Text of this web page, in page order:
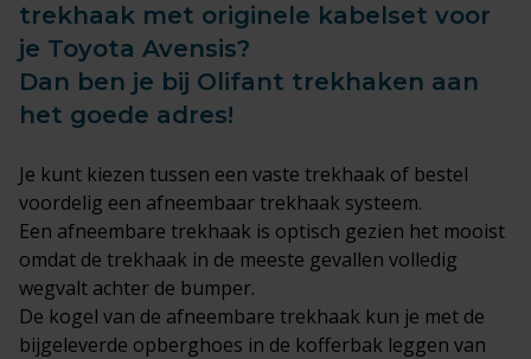
trekhaak met originele kabelset voor
je Toyota Avensis?
Dan ben je bij Olifant trekhaken aan
het goede adres!
Je kunt kiezen tussen een vaste trekhaak of bestel
voordelig een afneembaar trekhaak systeem.
Een afneembare trekhaak is optisch gezien het mooist
omdat de trekhaak in de meeste gevallen volledig
wegvalt achter de bumper.
De kogel van de afneembare trekhaak kun je met de
bijgeleverde opberghoes in de kofferbak leggen van